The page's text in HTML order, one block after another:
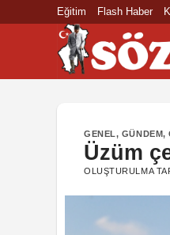
Eğitim Flash Haber
GENEL, GÜNDEM,
Üzüm
OLUŞTURULMA